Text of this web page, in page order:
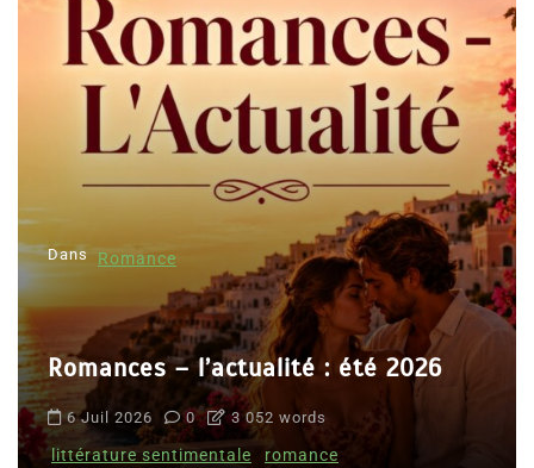
Dans Romance
Romances – l’actualité : été 2026
6 Juil 2026 0 3 052 words
littérature sentimentale romance